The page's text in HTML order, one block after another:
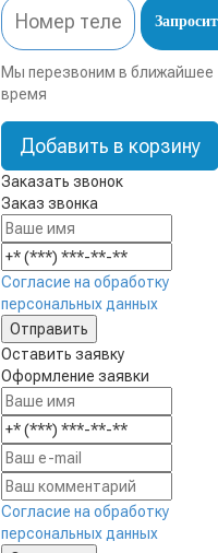
Мы перезвоним в ближайшее
время
Добавить в корзину
Заказать звонок
Заказ звонка
Согласие на обработку
персональных данных
Оставить заявку
Оформление заявки
Согласие на обработку
персональных данных